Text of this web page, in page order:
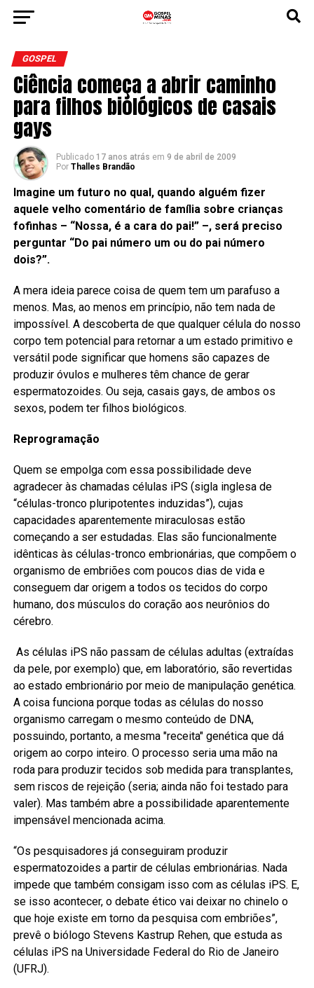
GOSPEL
Ciência começa a abrir caminho
para filhos biológicos de casais
gays
Publicado 17 anos atrás em 9 de abril de 2009
Por Thalles Brandão
Imagine um futuro no qual, quando alguém fizer
aquele velho comentário de família sobre crianças
fofinhas – “Nossa, é a cara do pai!” –, será preciso
perguntar “Do pai número um ou do pai número
dois?”.
A mera ideia parece coisa de quem tem um parafuso a
menos. Mas, ao menos em princípio, não tem nada de
impossível. A descoberta de que qualquer célula do nosso
corpo tem potencial para retornar a um estado primitivo e
versátil pode significar que homens são capazes de
produzir óvulos e mulheres têm chance de gerar
espermatozoides. Ou seja, casais gays, de ambos os
sexos, podem ter filhos biológicos.
Reprogramação
Quem se empolga com essa possibilidade deve
agradecer às chamadas células iPS (sigla inglesa de
“células-tronco pluripotentes induzidas”), cujas
capacidades aparentemente miraculosas estão
começando a ser estudadas. Elas são funcionalmente
idênticas às células-tronco embrionárias, que compõem o
organismo de embriões com poucos dias de vida e
conseguem dar origem a todos os tecidos do corpo
humano, dos músculos do coração aos neurônios do
cérebro.
As células iPS não passam de células adultas (extraídas
da pele, por exemplo) que, em laboratório, são revertidas
ao estado embrionário por meio de manipulação genética.
A coisa funciona porque todas as células do nosso
organismo carregam o mesmo conteúdo de DNA,
possuindo, portanto, a mesma "receita" genética que dá
origem ao corpo inteiro. O processo seria uma mão na
roda para produzir tecidos sob medida para transplantes,
sem riscos de rejeição (seria; ainda não foi testado para
valer). Mas também abre a possibilidade aparentemente
impensável mencionada acima.
“Os pesquisadores já conseguiram produzir
espermatozoides a partir de células embrionárias. Nada
impede que também consigam isso com as células iPS. E,
se isso acontecer, o debate ético vai deixar no chinelo o
que hoje existe em torno da pesquisa com embriões”,
prevê o biólogo Stevens Kastrup Rehen, que estuda as
células iPS na Universidade Federal do Rio de Janeiro
(UFRJ).